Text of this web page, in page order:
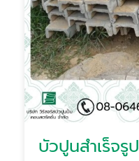
บัวปูนสำเร็จรูป